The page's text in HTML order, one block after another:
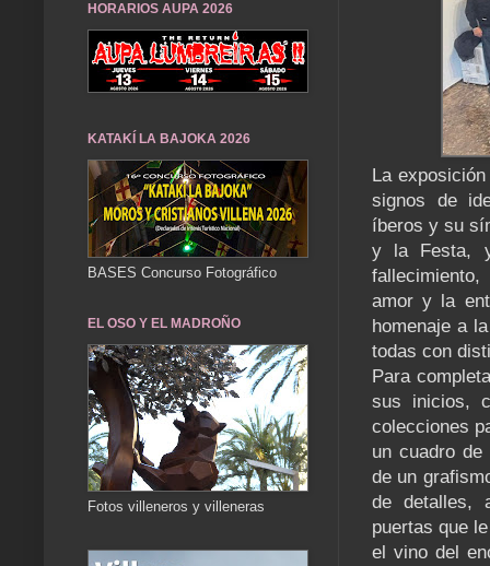
La
signos de
íberos y su
y la Festa,
amor y la
homenaje a
todas con
Para
sus inicios,
colecciones
un cuadro
de un
de detalles,
puertas que
el vino del
HORARIOS AUPA 2026
KATAKÍ LA BAJOKA 2026
BASES Concurso Fotográfico
EL OSO Y EL MADROÑO
Fotos villeneros y villeneras